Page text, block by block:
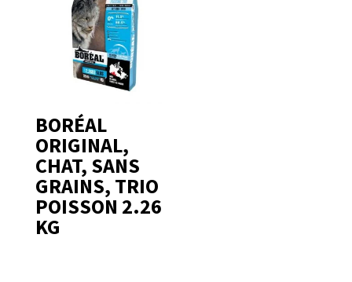
BORÉAL
ORIGINAL,
CHAT, SANS
GRAINS, TRIO
POISSON 2.26
KG